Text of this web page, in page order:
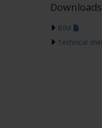
Downloads
BIM
Technical